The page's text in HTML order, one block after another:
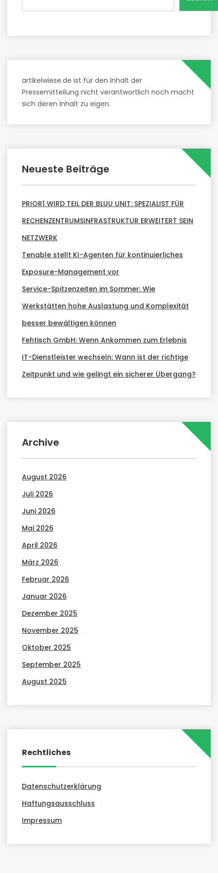
artikelwiese.de ist für den Inhalt der
Pressemitteilung nicht verantwortlich noch macht
sich deren Inhalt zu eigen.
Neueste Beiträge
PRIOR1 WIRD TEIL DER BLUU UNIT: SPEZIALIST FÜR
RECHENZENTRUMSINFRASTRUKTUR ERWEITERT SEIN
NETZWERK
Tenable stellt KI-Agenten für kontinuierliches
Exposure-Management vor
Service-Spitzenzeiten im Sommer: Wie
Werkstätten hohe Auslastung und Komplexität
besser bewältigen können
Fehtisch GmbH: Wenn Ankommen zum Erlebnis
IT-Dienstleister wechseln: Wann ist der richtige
Zeitpunkt und wie gelingt ein sicherer Übergang?
Archive
August 2026
Juli 2026
Juni 2026
Mai 2026
April 2026
März 2026
Februar 2026
Januar 2026
Dezember 2025
November 2025
Oktober 2025
September 2025
August 2025
Rechtliches
Datenschutzerklärung
Haftungsausschluss
Impressum